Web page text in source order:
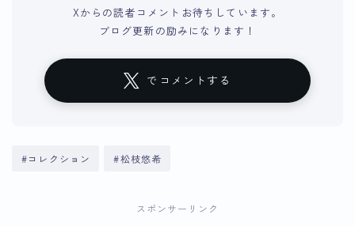
Xからの読者コメントお待ちしています。
ブログ更新の励みになります！
でコメントする
#コレクション #松枝悠希
スポンサーリンク